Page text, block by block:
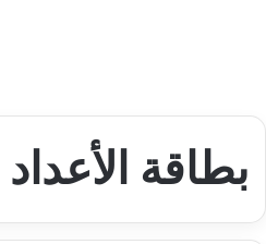
بطاقة الأعداد